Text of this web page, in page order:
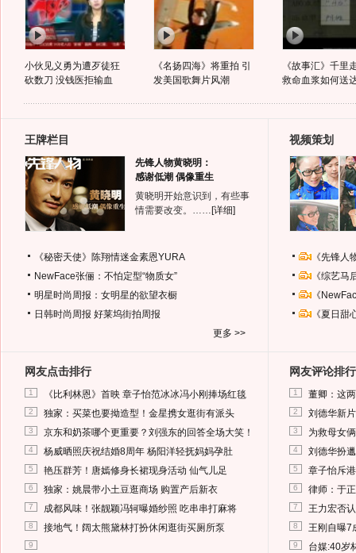
小伙见义勇为遭歹徒狂
砍数刀 没钱医拒输血
《名扬四海》将重拍 引
发美国歌舞片风潮
《故事汇》千里
救命血浆如何送
王牌栏目
先锋人物黄晓明：
感谢低潮 偶像重生
黄晓明开始意识到，有些事
情需要改变。…… [详细]
《秘密天使》陈翔情迷金素恩YURA
NewFace张俪：不怕定型“物质女”
明星时尚周报：女明星的欲望衣橱
日韩时尚周报 好莱坞街拍周报
更多 >>
视频策划
《先锋
《综艺
《
《夏日
网友点击排行
1 《比利林恩》首映 章子怡范冰冰冯小刚捧场红毯
2 独家：买菜也要拗造型！金星携女逛街有派头
3 京东和奶茶哪个更重要？刘强东的回答全场大笑！
4 杨威晒照庆祝结婚8周年 杨阳洋轻抚妈妈孕肚
5 艳压群芳！唐嫣修身长裙现身活动 仙气儿足
6 独家：姚晨带小土豆逛商场 购置产后新衣
7 成都风味！张靓颖冯轲曝婚纱照 吃串串打麻将
8 接地气！阔太熊黛林打扮休闲逛街买厕所泵
9
网友评论排行
1 董卿：这
2 刘德华新
3 为救母女
4 刘德华扮
5 章子怡斥
6 律师：于
7 王力宏否
8 王刚自曝7
9 台媒:40岁